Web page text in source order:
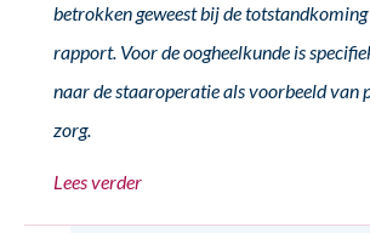
betrokken geweest bij de
rapport. Voor de oogheelkunde is
naar de staaroperatie als voorbeeld van
zorg.
Lees verder